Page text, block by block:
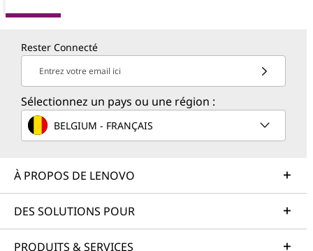
Rester Connecté
Entrez votre email ici
Sélectionnez un pays ou une région :
BELGIUM - FRANÇAIS
À PROPOS DE LENOVO
DES SOLUTIONS POUR
PRODUITS & SERVICES